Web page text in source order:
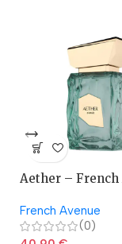
Aether – French
French Avenue
(0)